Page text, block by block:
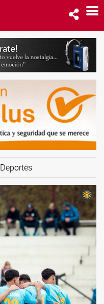
Deportes